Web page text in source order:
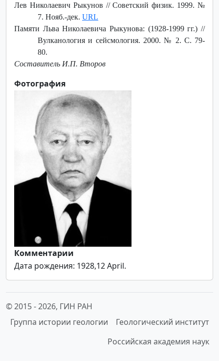
Лев Николаевич Рыкунов // Советский физик. 1999. №
7. Нояб.-дек. URL
Памяти Льва Николаевича Рыкунова: (1928-1999 гг.) //
Вулканология и сейсмология. 2000. № 2. С. 79-
80.
Составитель И.П. Второв
Фотография
Комментарии
Дата рождения: 1928,12 April.
© 2015 -2026, ГИН РАН
Группа истории геологии
Геологический институт
Российская академия наук